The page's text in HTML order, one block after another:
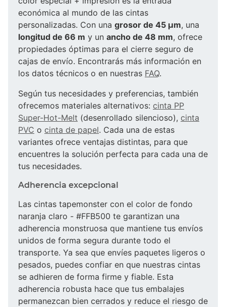
económica al mundo de las cintas
personalizadas. Con una grosor de 45 µm, una
longitud de 66 m y un ancho de 48 mm, ofrece
propiedades óptimas para el cierre seguro de
cajas de envío. Encontrarás más información en
los datos técnicos o en nuestras FAQ.
Según tus necesidades y preferencias, también
ofrecemos materiales alternativos: cinta PP
Super-Hot-Melt (desenrollado silencioso), cinta
PVC o cinta de papel. Cada una de estas
variantes ofrece ventajas distintas, para que
encuentres la solución perfecta para cada una de
tus necesidades.
Adherencia excepcional
Las cintas tapemonster con el color de fondo
naranja claro - #FFB500 te garantizan una
adherencia monstruosa que mantiene tus envíos
unidos de forma segura durante todo el
transporte. Ya sea que envíes paquetes ligeros o
pesados, puedes confiar en que nuestras cintas
se adhieren de forma firme y fiable. Esta
adherencia robusta hace que tus embalajes
permanezcan bien cerrados y reduce el riesgo de